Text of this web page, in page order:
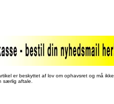
er beskyttet af lov om ophavsret og må ikke
særlig aftale.